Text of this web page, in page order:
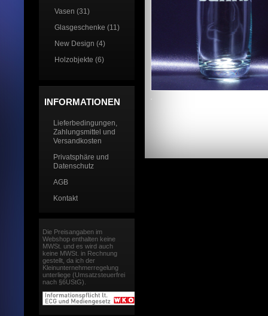
Vasen (31)
Glasgeschenke (11)
New Design (4)
Holzobjekte (6)
INFORMATIONEN
Lieferbedingungen,
Zahlungsmittel und
Versandkosten
Privatsphäre und
Datenschutz
AGB
Kontakt
Die Preisangaben im
Webshop enthalten keine
MWSt. und es wird auch
keine MWSt. in Rechnung
gestellt, da ich der
Kleinunternehmerregelung
unterliege (Umsatzsteuerfrei
nach §6UStG).